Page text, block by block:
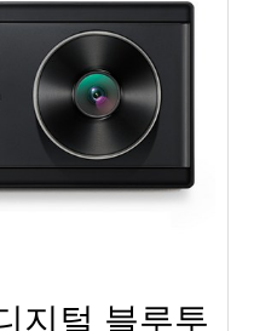
지털 블루투